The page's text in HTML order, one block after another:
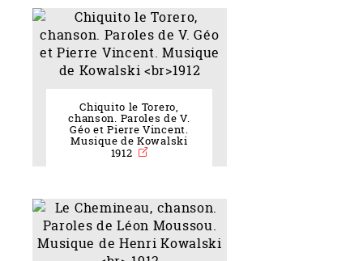
Chiquito le Torero,
chanson. Paroles de V.
Géo et Pierre Vincent.
Musique de Kowalski
1912